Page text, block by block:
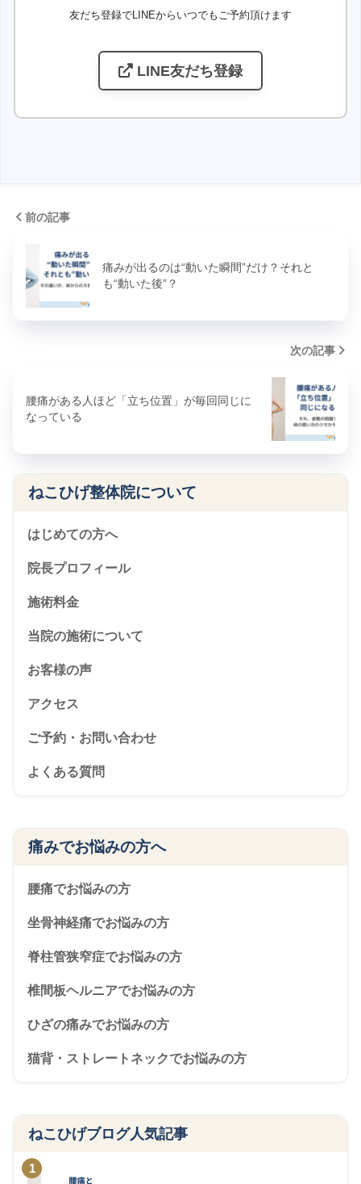
友だち登録でLINEからいつでもご予約頂けます
LINE友だち登録
前の記事
痛みが出るのは“動いた瞬間”だけ？それと
も“動いた後”？
次の記事
腰痛がある人ほど「立ち位置」が毎回同じに
なっている
ねこひげ整体院について
はじめての方へ
院長プロフィール
施術料金
当院の施術について
お客様の声
アクセス
ご予約・お問い合わせ
よくある質問
痛みでお悩みの方へ
腰痛でお悩みの方
坐骨神経痛でお悩みの方
脊柱管狭窄症でお悩みの方
椎間板ヘルニアでお悩みの方
ひざの痛みでお悩みの方
猫背・ストレートネックでお悩みの方
ねこひげブログ人気記事
1